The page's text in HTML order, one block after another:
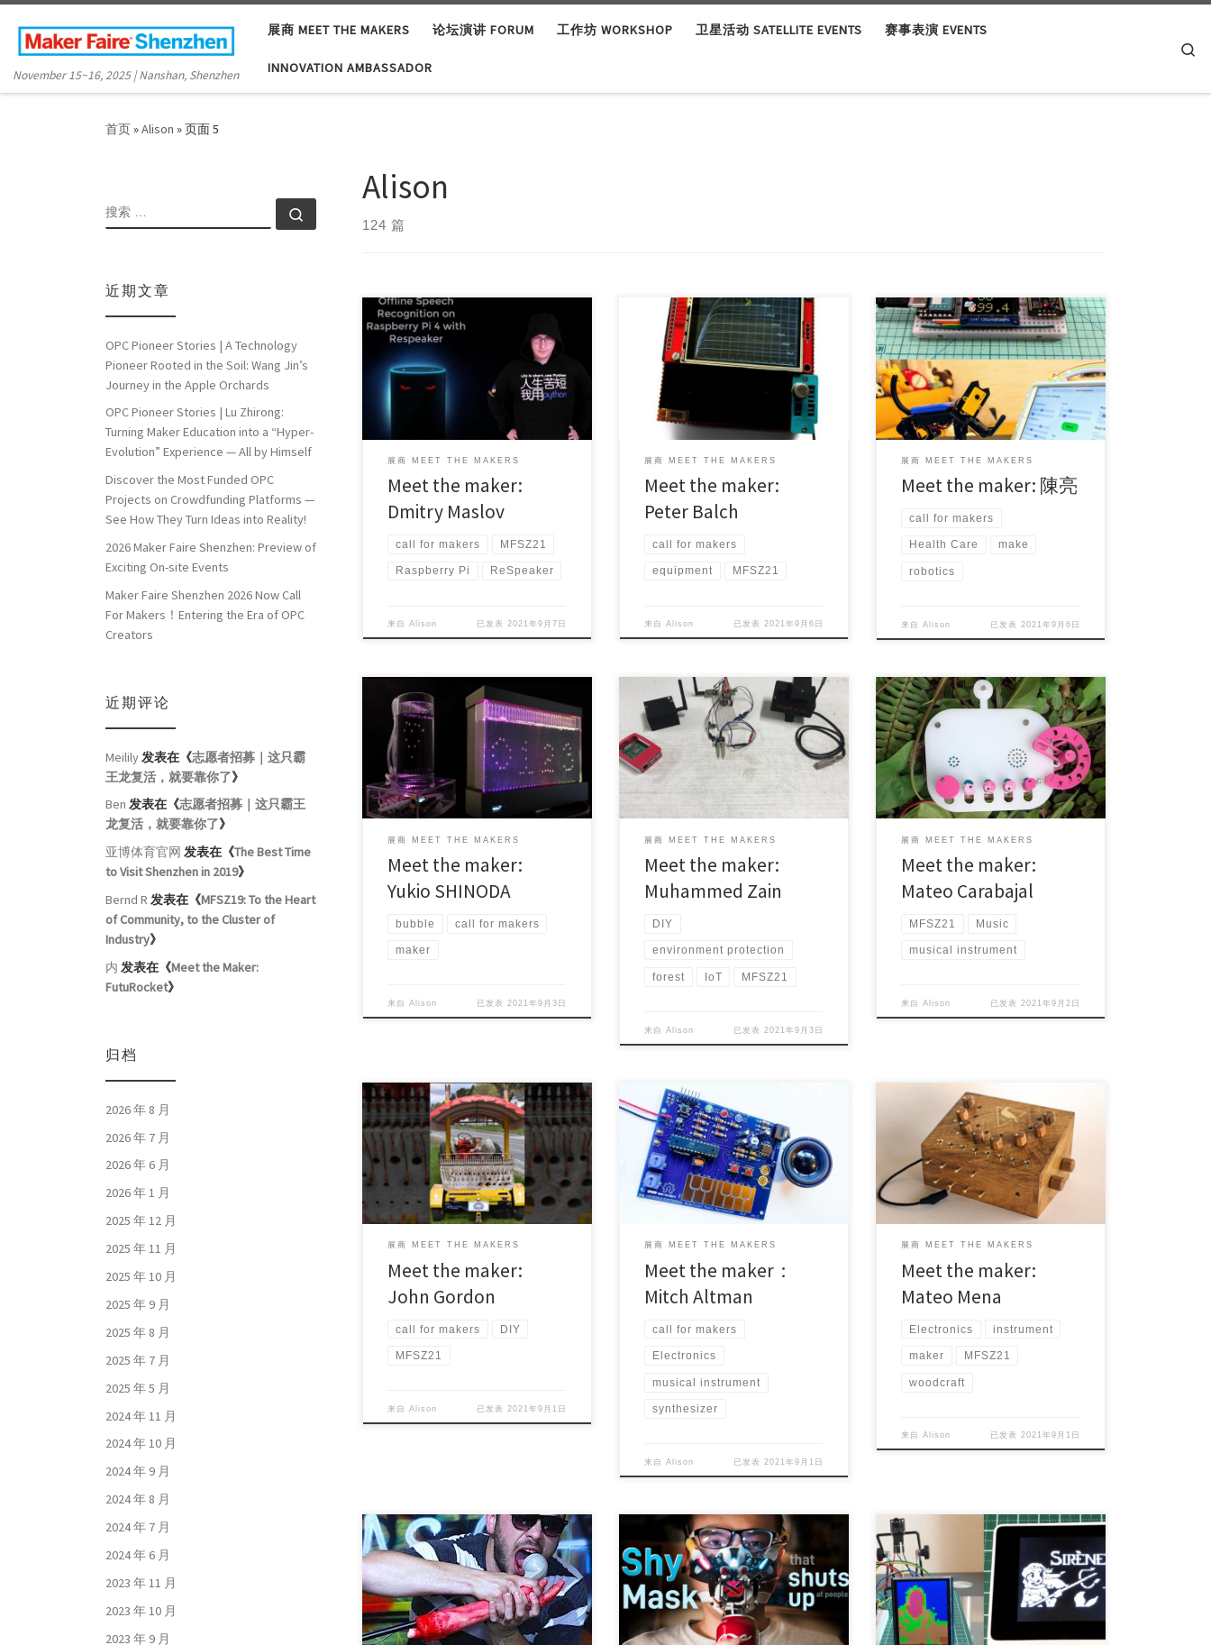
Skip to content
November 15~16, 2025 | Nanshan, Shenzhen
展商 MEET THE MAKERS 论坛演讲 FORUM 工作坊 WORKSHOP 卫星活动 SATELLITE EVENTS 赛事表演 EVENTS
INNOVATION AMBASSADOR
首页»Alison »页面 5
Alison
124 篇
Project Maker (s): Dmitry Maslov
Country/Area: Rus […]
展商 MEET THE MAKERS
Meet the maker:
Dmitry Maslov
call for makers MFSZ21
Raspberry Pi ReSpeaker
来自Alison 已发表 2021年9月7日
Project Maker (s): Peter Balch
Country/Area: / Lin […]
展商 MEET THE MAKERS
Meet the maker:
Peter Balch
call for makers
equipment MFSZ21
来自Alison 已发表 2021年9月6日
Project Maker (s): 陳亮 Country/Area:
China Links to […]
展商 MEET THE MAKERS
Meet the maker: 陳亮
call for makers
Health Care make
robotics
来自Alison 已发表 2021年9月6日
Project Maker (s): Yukio SHINODA
Country/Area: Jap […]
展商 MEET THE MAKERS
Meet the maker:
Yukio SHINODA
bubble call for makers
maker
来自Alison 已发表 2021年9月3日
Project Maker (s): Muhammed Zain
Country/Area: Ind […]
展商 MEET THE MAKERS
Meet the maker:
Muhammed Zain
DIY
environment protection
forest IoT MFSZ21
来自Alison 已发表 2021年9月3日
Project Maker (s): Mateo Carabajal
Country/Area: T […]
展商 MEET THE MAKERS
Meet the maker:
Mateo Carabajal
MFSZ21 Music
musical instrument
来自Alison 已发表 2021年9月2日
Project Maker (s): John Gordon
Country/Area: Groto […]
展商 MEET THE MAKERS
Meet the maker:
John Gordon
call for makers DIY
MFSZ21
来自Alison 已发表 2021年9月1日
Project Maker (s): Mitch Altman
Country/Area: Berl […]
展商 MEET THE MAKERS
Meet the maker：
Mitch Altman
call for makers
Electronics
musical instrument
synthesizer
来自Alison 已发表 2021年9月1日
Project Maker (s): Mateo Mena
Country/Area: Vigo, […]
展商 MEET THE MAKERS
Meet the maker:
Mateo Mena
Electronics instrument
maker MFSZ21
woodcraft
来自Alison 已发表 2021年9月1日
Project Maker (s): Porcapizza
Country/Area: Mantov […]
Project Maker (s): Chen Lu
Country/Area: United St […]
Project Maker (s): Naveen
Country/Area: Yokohama, […]
搜索
近期文章
OPC Pioneer Stories | A Technology
Pioneer Rooted in the Soil: Wang Jin’s
Journey in the Apple Orchards
OPC Pioneer Stories | Lu Zhirong:
Turning Maker Education into a “Hyper-
Evolution” Experience — All by Himself
Discover the Most Funded OPC
Projects on Crowdfunding Platforms —
See How They Turn Ideas into Reality!
2026 Maker Faire Shenzhen: Preview of
Exciting On-site Events
Maker Faire Shenzhen 2026 Now Call
For Makers！Entering the Era of OPC
Creators
近期评论
Meilily 发表在《志愿者招募｜这只霸
王龙复活，就要靠你了》
Ben 发表在《志愿者招募｜这只霸王
龙复活，就要靠你了》
亚博体育官网 发表在《The Best Time
to Visit Shenzhen in 2019》
Bernd R 发表在《MFSZ19: To the Heart
of Community, to the Cluster of
Industry》
内 发表在《Meet the Maker:
FutuRocket》
归档
2026 年 8 月
2026 年 7 月
2026 年 6 月
2026 年 1 月
2025 年 12 月
2025 年 11 月
2025 年 10 月
2025 年 9 月
2025 年 8 月
2025 年 7 月
2025 年 5 月
2024 年 11 月
2024 年 10 月
2024 年 9 月
2024 年 8 月
2024 年 7 月
2024 年 6 月
2023 年 11 月
2023 年 10 月
2023 年 9 月